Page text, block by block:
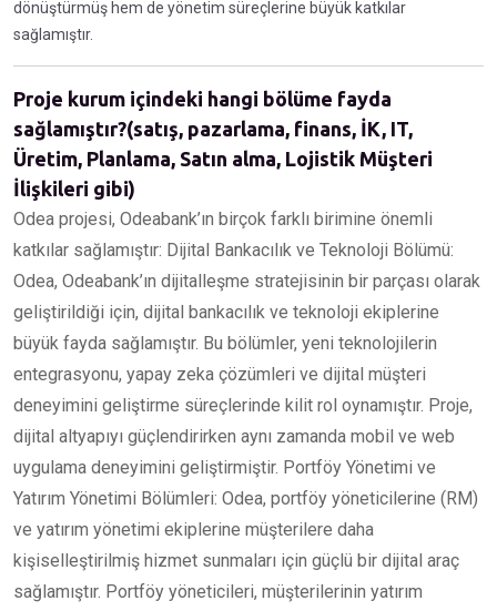
dönüştürmüş hem de yönetim süreçlerine büyük katkılar
sağlamıştır.
Proje kurum içindeki hangi bölüme fayda
sağlamıştır?(satış, pazarlama, finans, İK, IT,
Üretim, Planlama, Satın alma, Lojistik Müşteri
İlişkileri gibi)
Odea projesi, Odeabank’ın birçok farklı birimine önemli
katkılar sağlamıştır: Dijital Bankacılık ve Teknoloji Bölümü:
Odea, Odeabank’ın dijitalleşme stratejisinin bir parçası olarak
geliştirildiği için, dijital bankacılık ve teknoloji ekiplerine
büyük fayda sağlamıştır. Bu bölümler, yeni teknolojilerin
entegrasyonu, yapay zeka çözümleri ve dijital müşteri
deneyimini geliştirme süreçlerinde kilit rol oynamıştır. Proje,
dijital altyapıyı güçlendirirken aynı zamanda mobil ve web
uygulama deneyimini geliştirmiştir. Portföy Yönetimi ve
Yatırım Yönetimi Bölümleri: Odea, portföy yöneticilerine (RM)
ve yatırım yönetimi ekiplerine müşterilere daha
kişiselleştirilmiş hizmet sunmaları için güçlü bir dijital araç
sağlamıştır. Portföy yöneticileri, müşterilerinin yatırım